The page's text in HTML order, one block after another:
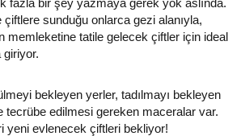
fazla bir şey yazmaya gerek yok aslında.
çiftlere sunduğu onlarca gezi alanıyla,
memleketine tatile gelecek çiftler için ideal
giriyor.
bekleyen yerler, tadılmayı bekleyen
tecrübe edilmesi gereken maceralar var.
yeni evlenecek çiftleri bekliyor!